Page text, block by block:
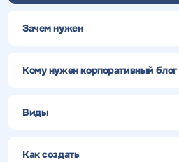
Зачем нужен
Кому нужен корпоративный блог
Виды
Как создать